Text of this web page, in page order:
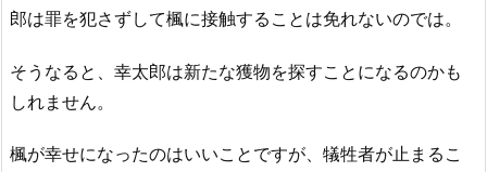
郎は罪を犯さずして楓に接触することは免れないのでは。
そうなると、幸太郎は新たな獲物を探すことになるのかも
しれません。
楓が幸せになったのはいいことですが、犠牲者が止まるこ